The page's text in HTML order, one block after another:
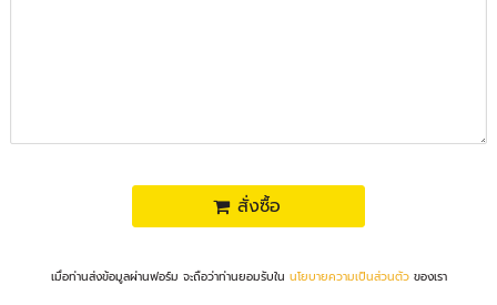
สั่งซื้อ
เมื่อท่านส่งข้อมูลผ่านฟอร์ม จะถือว่าท่านยอมรับใน นโยบายความเป็นส่วนตัวของเรา